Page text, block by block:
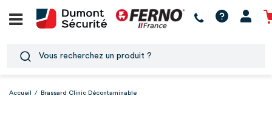
Accueil / Brassard Clinic Décontaminable